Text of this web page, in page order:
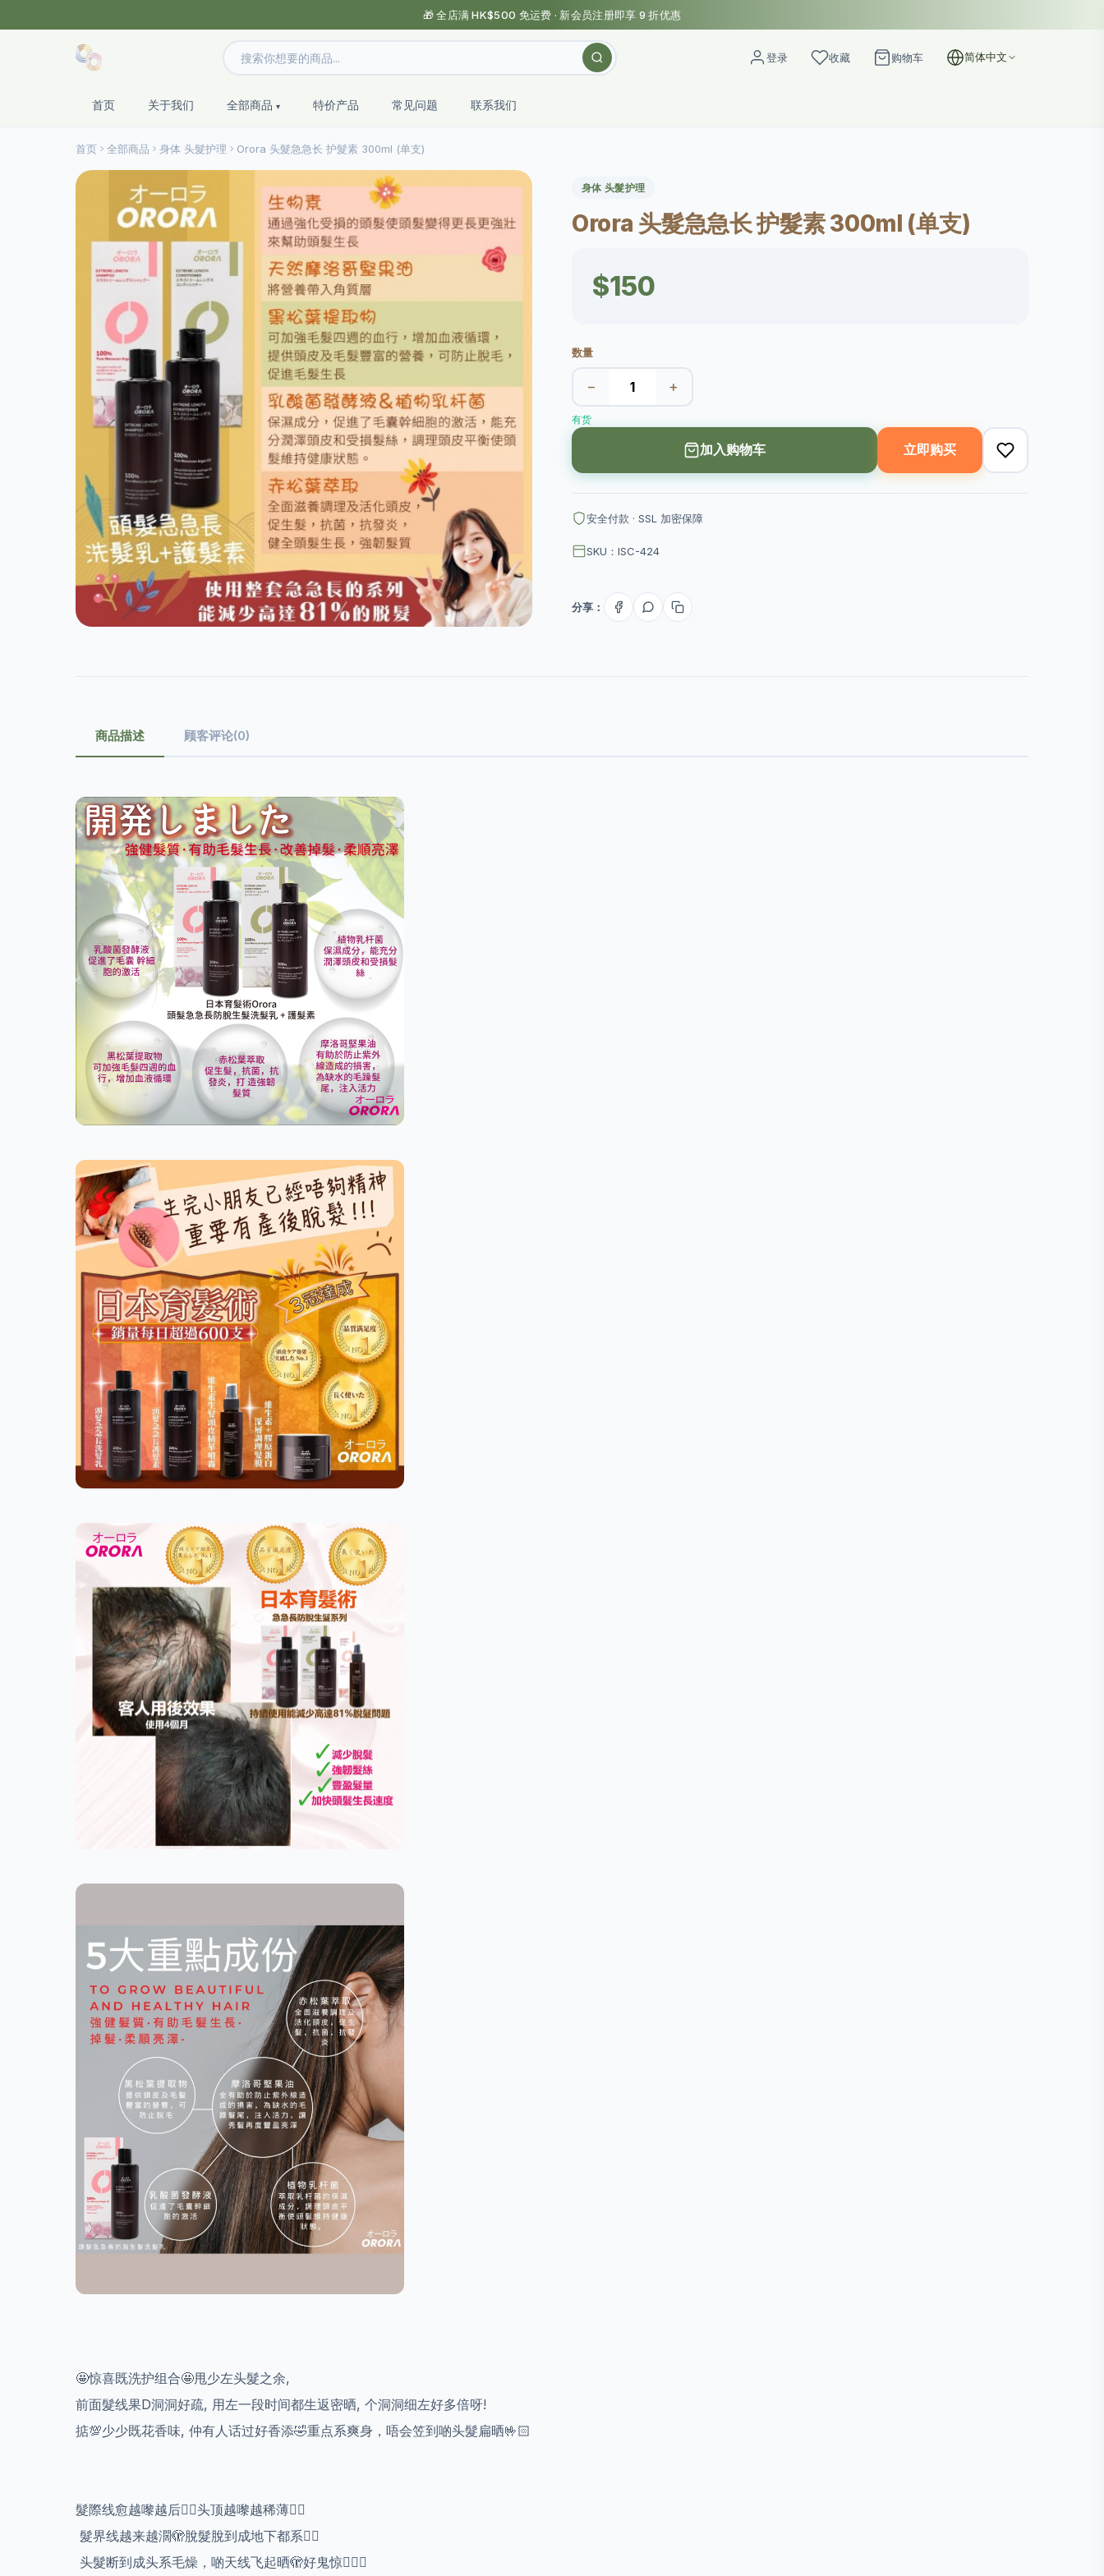
🎁 全店满 HK$500 免运费 · 新会员注册即享 9 折优惠
登录 收藏 购物车 简体中文
首页 关于我们 全部商品 特价产品 常见问题 联系我们
首页 全部商品 身体 头髮护理 Orora 头髮急急长 护髮素 300ml (单支)
身体 头髮护理
Orora 头髮急急长 护髮素 300ml (单支)
$150
数量
− +
有货
加入购物车 立即购买
安全付款 · SSL 加密保障
SKU：ISC-424
分享：
商品描述 顾客评论(0)
🤩惊喜既洗护组合🤩甩少左头髮之余,
前面髮线果D洞洞好疏, 用左一段时间都生返密晒, 个洞洞细左好多倍呀!
掂💯少少既花香味, 仲有人话过好香添🤣重点系爽身，唔会笠到啲头髮扁晒🤟🏻
髮際线愈越嚟越后😵‍💫头顶越嚟越稀薄😵‍💫
髮界线越来越濶🫣脫髮脫到成地下都系😵‍💫
头髮断到成头系毛燥，啲天线飞起晒🫣好鬼惊😵‍💫🤢